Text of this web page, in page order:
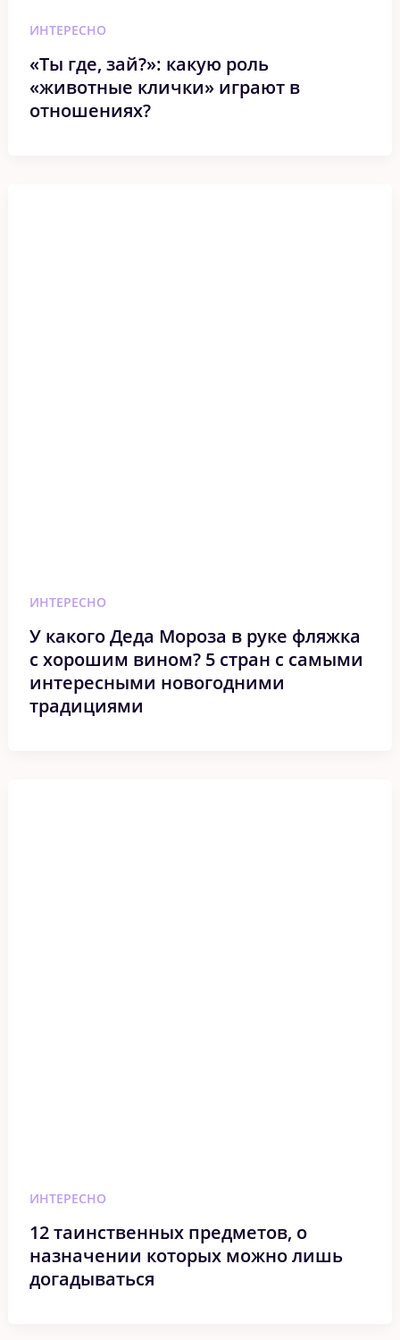
ИНТЕРЕСНО
«Ты где, зай?»: какую роль
«животные клички» играют в
отношениях?
ИНТЕРЕСНО
У какого Деда Мороза в руке фляжка
с хорошим вином? 5 стран с самыми
интересными новогодними
традициями
ИНТЕРЕСНО
12 таинственных предметов, о
назначении которых можно лишь
догадываться